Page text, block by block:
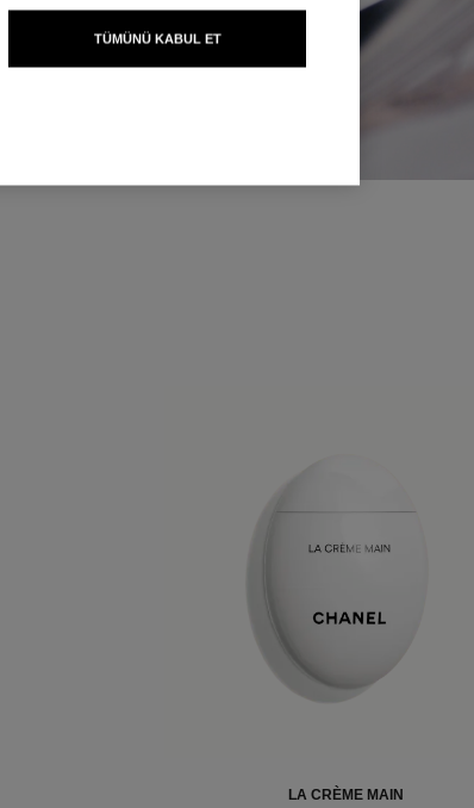
LA CRÈME MAIN
TÜMÜNÜ KABUL ET